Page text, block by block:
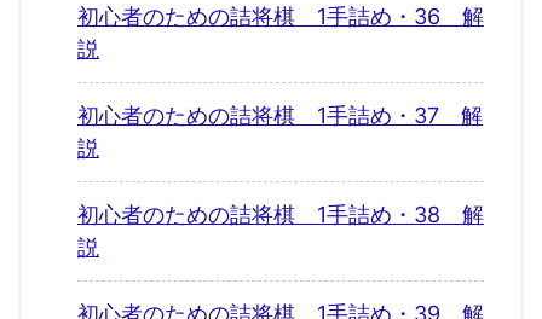
初心者のための詰将棋 1手詰め・36 解
説
初心者のための詰将棋 1手詰め・37 解
説
初心者のための詰将棋 1手詰め・38 解
説
初心者のための詰将棋 1手詰め・39 解